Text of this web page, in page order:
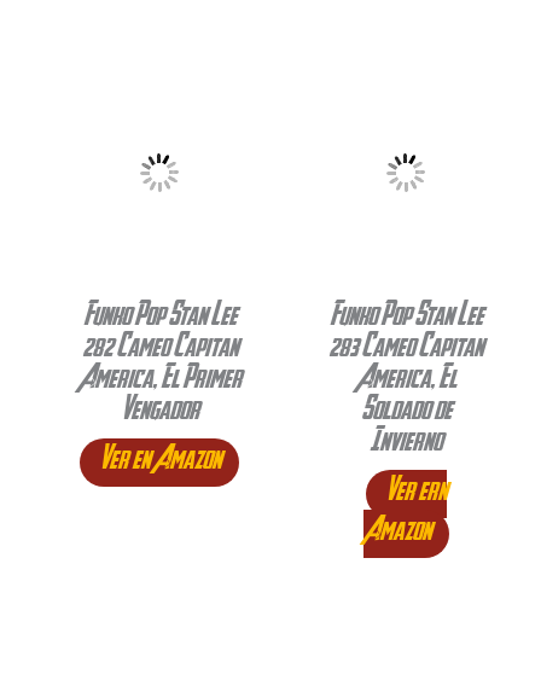
Funko Pop Stan Lee
282 Cameo Capitan
America, El Primer
Vengador
Ver en Amazon
Funko Pop Stan Lee
283 Cameo Capitan
America, El
Soldado de
Invierno
Ver ern
Amazon